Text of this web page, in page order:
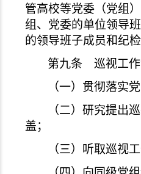
管高校等党委（党组
组、党委的单位领导
的领导班子成员和纪
第九条 巡视工作
（一）贯彻落实
（二）研究提出
盖；
（三）听取巡视